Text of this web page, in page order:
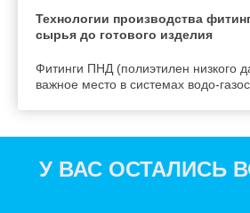
Технологии производства
сырья до готового изделия
Фитинги ПНД (полиэтилен низкого
важное место в системах водо-
У ВАС ОСТАЛИСЬ